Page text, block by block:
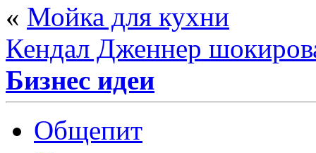
« Мойка для кухни
Кендал Дженнер
Бизнес идеи
Общепит